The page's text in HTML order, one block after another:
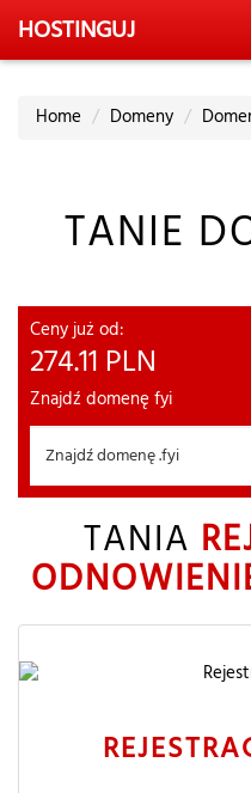
HOSTINGUJ
Home Domeny
TANIE
Ceny już od:
274.11 PLN
Znajdź domenę fyi
TANIA